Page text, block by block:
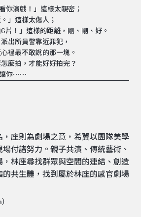
你演戲！」這樣太親密；
」這樣太傷人；
片！」這樣的距離，剛、剛、好。
出所員警靠近罪犯，
裡最不敢說的那一塊。
麼拍，才能好好拍完？
讓你⋯⋯
，座則為劇場之意，希冀以團隊美學
付諸努力。親子共演、傳統藝術、
，林座尋找群眾與空間的連結、創造
的共生體，找到屬於林座的感官劇場